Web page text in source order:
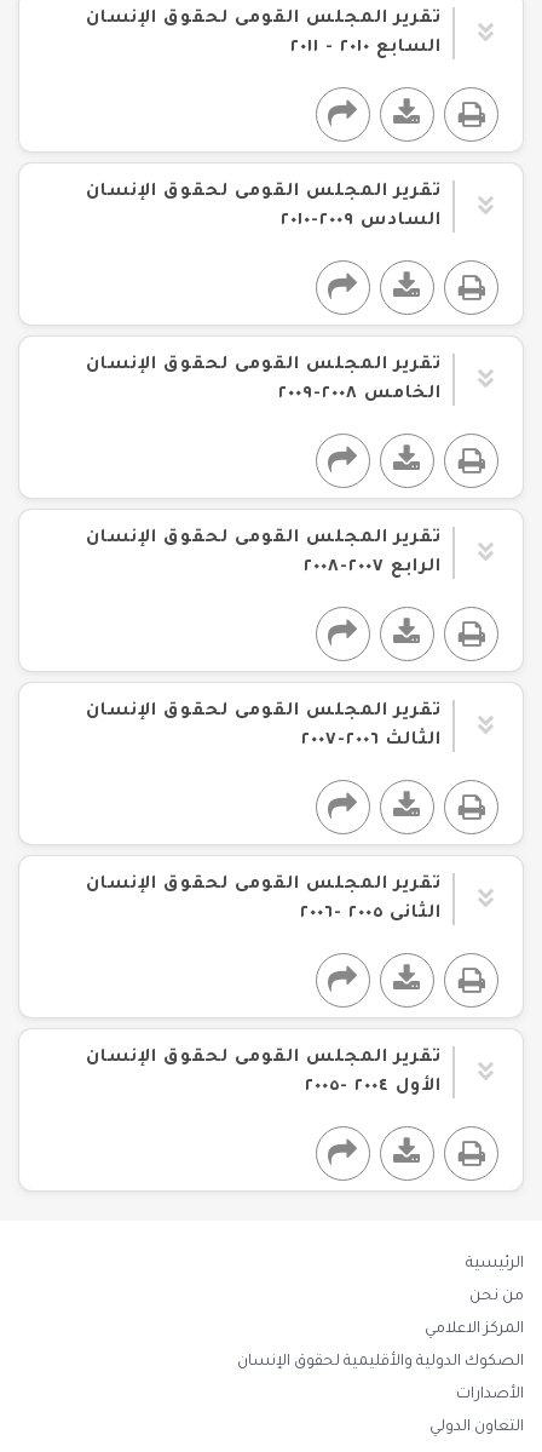
تقرير المجلس القومى لحقوق الإنسان
السابع ٢٠١٠ - ٢٠١١
تقرير المجلس القومى لحقوق الإنسان
السادس ٢٠٠٩-٢٠١٠
تقرير المجلس القومى لحقوق الإنسان
الخامس ٢٠٠٨-٢٠٠٩
تقرير المجلس القومى لحقوق الإنسان
الرابع ٢٠٠٧-٢٠٠٨
تقرير المجلس القومى لحقوق الإنسان
الثالث ٢٠٠٦-٢٠٠٧
تقرير المجلس القومى لحقوق الإنسان
الثانى ٢٠٠٥ -٢٠٠٦
تقرير المجلس القومى لحقوق الإنسان
الأول ٢٠٠٤ -٢٠٠٥
الرئيسية
من نحن
المركز الاعلامي
الصكوك الدولية والأقليمية لحقوق الإنسان
الأصدارات
التعاون الدولي